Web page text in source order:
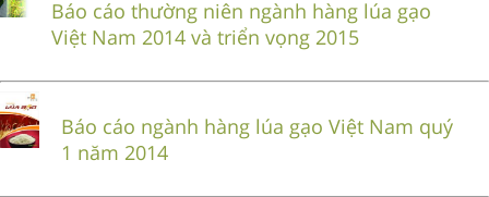
Báo cáo thường niên ngành hàng lúa gạo
Việt Nam 2014 và triển vọng 2015
Báo cáo ngành hàng lúa gạo Việt Nam quý
1 năm 2014